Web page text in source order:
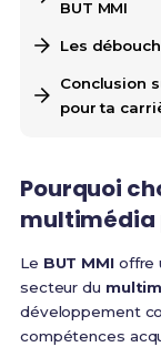
BUT MMI
Les
Conclusion
pour ta
Pourquoi
multimédia
Le BUT MMIoffre
secteur du
développement
compétences